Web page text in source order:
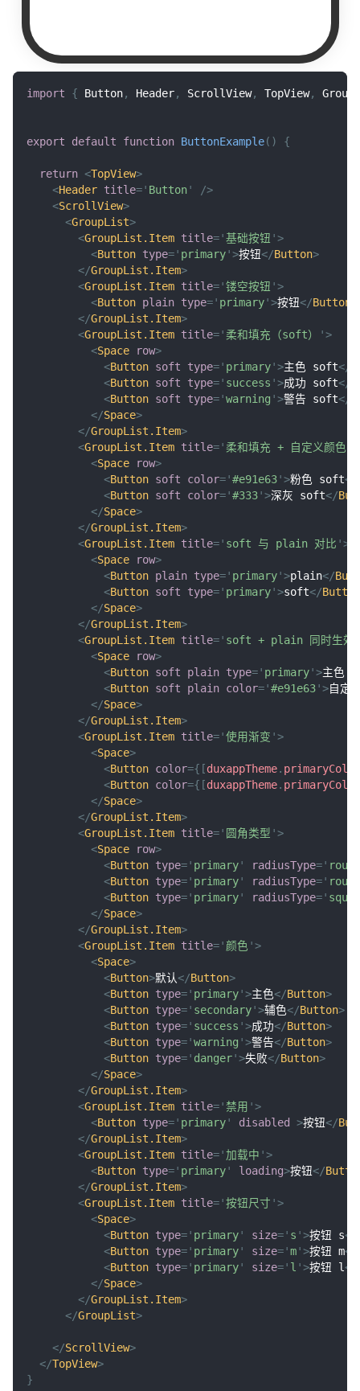
import { Button, Header, ScrollView, TopView,
export default function ButtonExample( ) {
return <TopView>
<Header title=' Button'
/>
<ScrollView>
<GroupList>
<GroupList.Item title='基础按钮 '>
<Button type=' primary'>按钮</Button>
</GroupList.Item>
<GroupList.Item title='镂空按钮 '>
<Button plain type=' primary'>按钮</Button
</GroupList.Item>
<GroupList.Item title='柔和填充（soft） '>
<Space row>
<Button soft type=' primary'>主色 soft</
<Button soft type=' success '>成功 soft</
<Button soft type='warning '>警告 soft</
</Space>
</GroupList.Item>
<GroupList.Item title='柔和填充 + 自定义颜色
<Space row>
<Button soft color='#e91e63'>粉色 soft</
<Button soft color='#333'>深灰 soft</
</Space>
</GroupList.Item>
<GroupList.Item title=' soft 与 plain 对比 '>
<Space row>
<Button plain type=' primary'>plain</
<Button soft type=' primary'>soft</Button
</Space>
</GroupList.Item>
<GroupList.Item title=' soft + plain 同时生效
<Space row>
<Button soft plain type=' primary'>主色
<Button soft plain color='#e91e63'>自定
</Space>
</GroupList.Item>
<GroupList.Item title='使用渐变 '>
<Space>
<Button color={ [duxappTheme. primaryColor
<Button color={ [duxappTheme. primaryColor
</Space>
</GroupList.Item>
<GroupList.Item title=' 圆角类型 '>
<Space row>
<Button type=' primary' radiusType=' round
<Button type=' primary' radiusType='
<Button type=' primary' radiusType='
</Space>
</GroupList.Item>
<GroupList.Item title=' 颜色 '>
<Space>
<Button>默认</Button>
<Button type=' primary'>主色</Button>
<Button type=' secondary'>辅色</Button>
<Button type=' success '>成功</Button>
<Button type='warning '>警告</Button>
<Button type=' danger'>失败</Button>
</Space>
</GroupList.Item>
<GroupList.Item title='禁用 '>
<Button type=' primary' disabled >按钮</
</GroupList.Item>
<GroupList.Item title='加载中 '>
<Button type=' primary' loading>按钮</
</GroupList.Item>
<GroupList.Item title='按钮尺寸 '>
<Space>
<Button type=' primary' size=' s '>按钮 s</
<Button type=' primary' size='m'>按钮 m</
<Button type=' primary' size=' l '>按钮 l</
</Space>
</GroupList.Item>
</GroupList>
</ScrollView>
</TopView>
}